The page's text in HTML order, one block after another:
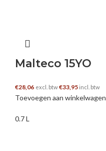
Malteco 15YO
€28,06 excl. btw€33,95 incl. btw
Toevoegen aan winkelwagen
0.7 L